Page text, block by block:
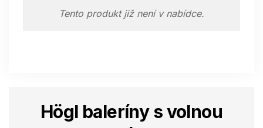
Tento produkt již není v nabídce.
Högl baleríny s volnou